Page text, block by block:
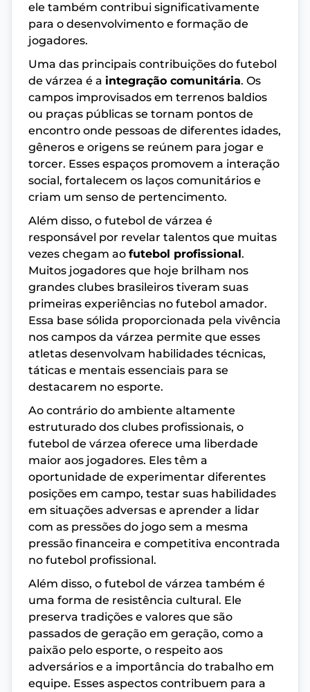
ele também contribui significativamente
para o desenvolvimento e formação de
jogadores.
Uma das principais contribuições do futebol
de várzea é a integração comunitária. Os
campos improvisados em terrenos baldios
ou praças públicas se tornam pontos de
encontro onde pessoas de diferentes idades,
gêneros e origens se reúnem para jogar e
torcer. Esses espaços promovem a interação
social, fortalecem os laços comunitários e
criam um senso de pertencimento.
Além disso, o futebol de várzea é
responsável por revelar talentos que muitas
vezes chegam ao futebol profissional.
Muitos jogadores que hoje brilham nos
grandes clubes brasileiros tiveram suas
primeiras experiências no futebol amador.
Essa base sólida proporcionada pela vivência
nos campos da várzea permite que esses
atletas desenvolvam habilidades técnicas,
táticas e mentais essenciais para se
destacarem no esporte.
Ao contrário do ambiente altamente
estruturado dos clubes profissionais, o
futebol de várzea oferece uma liberdade
maior aos jogadores. Eles têm a
oportunidade de experimentar diferentes
posições em campo, testar suas habilidades
em situações adversas e aprender a lidar
com as pressões do jogo sem a mesma
pressão financeira e competitiva encontrada
no futebol profissional.
Além disso, o futebol de várzea também é
uma forma de resistência cultural. Ele
preserva tradições e valores que são
passados de geração em geração, como a
paixão pelo esporte, o respeito aos
adversários e a importância do trabalho em
equipe. Esses aspectos contribuem para a